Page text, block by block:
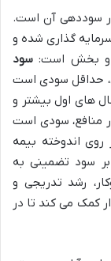
سوددهی آن است.
گذاری شده و
بخش است: سود
حداقل سودی است
های اول بیشتر و
منافع، سودی است
اندوخته بیمه
سود تضمینی به
رشد تدریجی و
کمک می کند تا در